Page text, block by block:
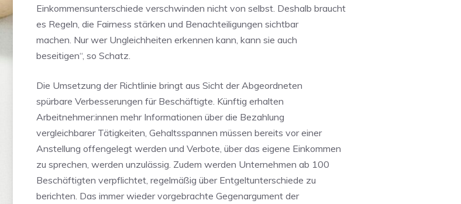
Einkommensunterschiede verschwinden nicht von selbst. Deshalb braucht
es Regeln, die Fairness stärken und Benachteiligungen sichtbar
machen. Nur wer Ungleichheiten erkennen kann, kann sie auch
beseitigen“, so Schatz.
Die Umsetzung der Richtlinie bringt aus Sicht der Abgeordneten
spürbare Verbesserungen für Beschäftigte. Künftig erhalten
Arbeitnehmer:innen mehr Informationen über die Bezahlung
vergleichbarer Tätigkeiten, Gehaltsspannen müssen bereits vor einer
Anstellung offengelegt werden und Verbote, über das eigene Einkommen
zu sprechen, werden unzulässig. Zudem werden Unternehmen ab 100
Beschäftigten verpflichtet, regelmäßig über Entgeltunterschiede zu
berichten. Das immer wieder vorgebrachte Gegenargument der